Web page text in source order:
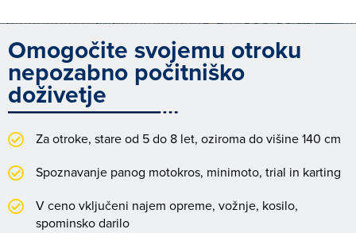
Omogočite svojemu otroku
nepozabno počitniško
doživetje
Za otroke, stare od 5 do 8 let, oziroma do višine 140 cm
Spoznavanje panog motokros, minimoto, trial in karting
V ceno vključeni najem opreme, vožnje, kosilo,
spominsko darilo